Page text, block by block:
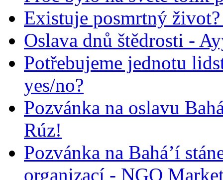
Existuje posmrtný
Oslava dnů štědrosti -
Potřebujeme jednotu
yes/no?
Pozvánka na oslavu
Rúz!
Pozvánka na Bahá’í
organizací - NGO